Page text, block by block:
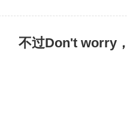
不过Don't worry